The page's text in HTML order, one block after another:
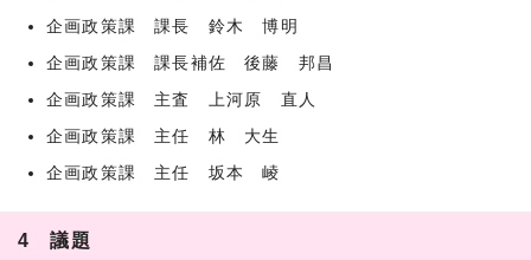
企画政策課 課長 鈴木 博明
企画政策課 課長補佐 後藤 邦昌
企画政策課 主査 上河原 直人
企画政策課 主任 林 大生
企画政策課 主任 坂本 崚
4 議題